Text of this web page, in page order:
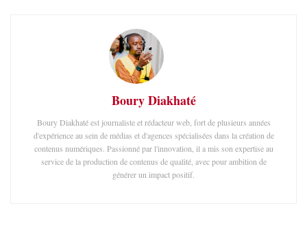
Boury Diakhaté
Boury Diakhaté est journaliste et rédacteur web, fort de plusieurs années
d'expérience au sein de médias et d'agences spécialisées dans la création de
contenus numériques. Passionné par l'innovation, il a mis son expertise au
service de la production de contenus de qualité, avec pour ambition de
générer un impact positif.